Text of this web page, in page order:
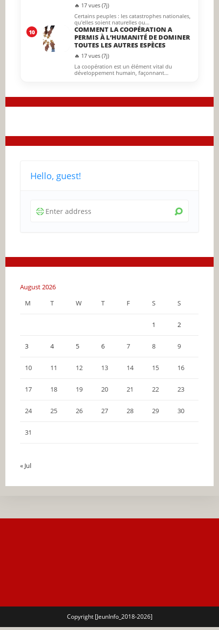
🔥 17 vues (7j)
Certains peuples : les catastrophes nationales,
qu'elles soient naturelles ou…
10
COMMENT LA COOPÉRATION A
PERMIS À L’HUMANITÉ DE DOMINER
TOUTES LES AUTRES ESPÈCES
🔥 17 vues (7j)
La coopération est un élément vital du
développement humain, façonnant…
Hello, guest!
August 2026
M
T W T F S S
1 2
3 4 5 6 7 8 9
10 11 12 13 14 15 16
17 18 19 20 21 22 23
24 25 26 27 28 29 30
31
« Jul
Copyright [JeunInfo_2018-2026]